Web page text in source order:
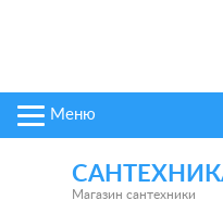
Меню
Магазин сантехники